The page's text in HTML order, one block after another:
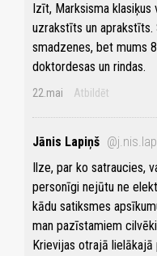
Izīt, Marksisma
uzrakstīts un
smadzenes, bet mums
doktordesas un rindas.
22.mai Atbildēt
Jānis Lapiņš
Ilze, par ko satraucies,
personīgi nejūtu ne
kādu satiksmes
man pazīstamiem
Krievijas otrajā